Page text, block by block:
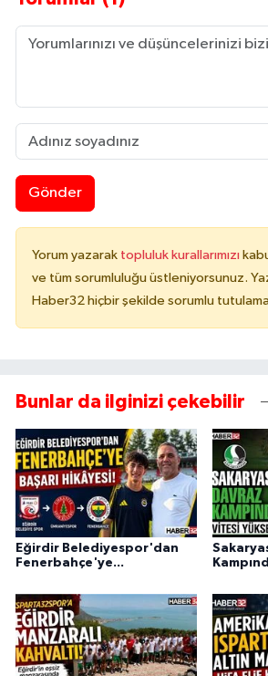
Gönder
Yorum yazarak topluluk kurallarımızı
ve tüm sorumluluğu üstleniyorsunuz.
Haber32 hiçbir şekilde sorumlu
Bunlar da ilginizi çekebilir
Eğirdir Belediyespor'dan
Fenerbahçe'ye...